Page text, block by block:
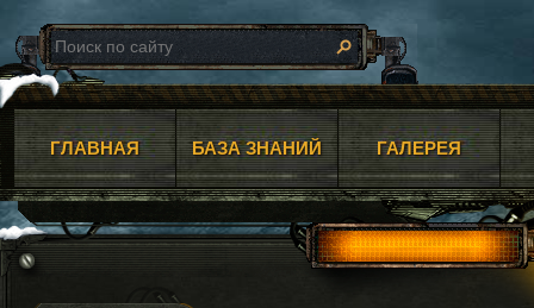
ГЛАВНАЯ БАЗА ЗНАНИЙ ГАЛЕРЕЯ